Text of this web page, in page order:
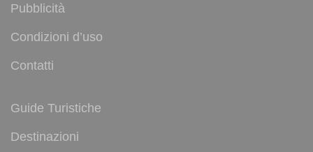
Pubblicità
Condizioni d’uso
Contatti
Guide Turistiche
Destinazioni